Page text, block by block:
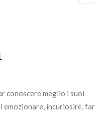
conoscere meglio i suoi
incuriosire, far